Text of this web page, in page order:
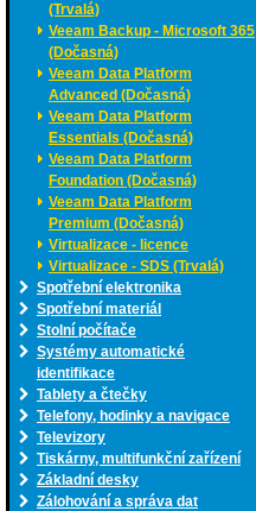
(Trvalá)
Veeam Backup - Microsoft 365
(Dočasná)
Veeam Data Platform
Advanced (Dočasná)
Veeam Data Platform
Essentials (Dočasná)
Veeam Data Platform
Foundation (Dočasná)
Veeam Data Platform
Premium (Dočasná)
Virtualizace - licence
Virtualizace - SDS (Trvalá)
Spotřební elektronika
Spotřební materiál
Stolní počítače
Systémy automatické
identifikace
Tablety a čtečky
Telefony, hodinky a navigace
Televizory
Tiskárny, multifunkční zařízení
Základní desky
Zálohování a správa dat